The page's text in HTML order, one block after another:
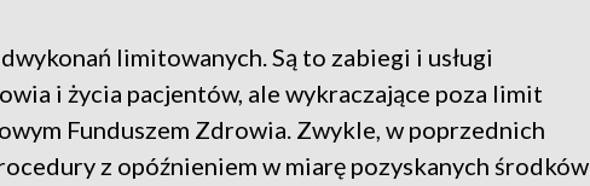
limitowanych. Są to zabiegi i usługi
i życia pacjentów, ale wykraczające poza limit
Funduszem Zdrowia. Zwykle, w poprzednich
z opóźnieniem w miarę pozyskanych środków